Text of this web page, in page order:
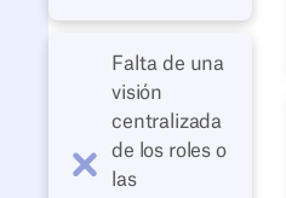
Falta de una
visión
centralizada
de los roles o
las